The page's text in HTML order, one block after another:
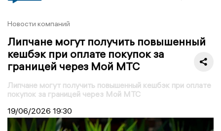
Новости компаний
Липчане могут получить повышенный
кешбэк при оплате покупок за
границей через Мой МТС
Липчане могут получить повышенный кешбэк при оплате
покупок за границей через Мой МТС
19/06/2026 19:30